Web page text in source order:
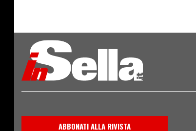
ABBONATI ALLA RIVISTA